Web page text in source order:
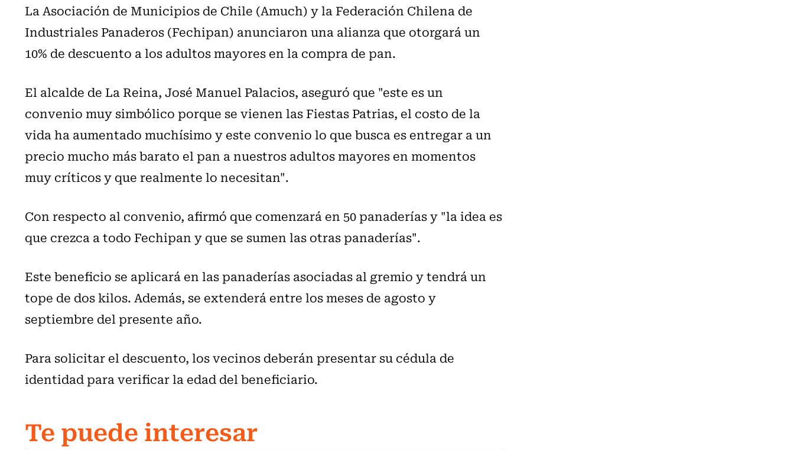
La Asociación de Municipios de Chile (Amuch) y la Federación Chilena de
Industriales Panaderos (Fechipan) anunciaron una alianza que otorgará un
10% de descuento a los adultos mayores en la compra de pan.
El alcalde de La Reina, José Manuel Palacios, aseguró que "este es un
convenio muy simbólico porque se vienen las Fiestas Patrias, el costo de la
vida ha aumentado muchísimo y este convenio lo que busca es entregar a un
precio mucho más barato el pan a nuestros adultos mayores en momentos
muy críticos y que realmente lo necesitan".
Con respecto al convenio, afirmó que comenzará en 50 panaderías y "la idea es
que crezca a todo Fechipan y que se sumen las otras panaderías".
Este beneficio se aplicará en las panaderías asociadas al gremio y tendrá un
tope de dos kilos. Además, se extenderá entre los meses de agosto y
septiembre del presente año.
Para solicitar el descuento, los vecinos deberán presentar su cédula de
identidad para verificar la edad del beneficiario.
Te puede interesar